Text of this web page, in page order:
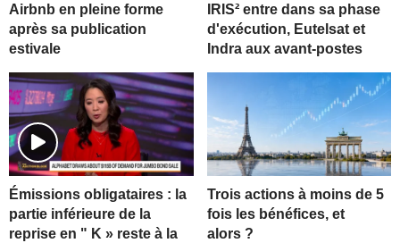
Airbnb en pleine forme
après sa publication
estivale
IRIS² entre dans sa phase
d'exécution, Eutelsat et
Indra aux avant-postes
Émissions obligataires : la
partie inférieure de la
reprise en " K » reste à la
Trois actions à moins de 5
fois les bénéfices, et
alors ?